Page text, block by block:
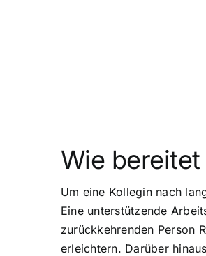
Wie
Um eine Kollegin nach
Eine unterstützende
zurückkehrenden Person
erleichtern. Darüber